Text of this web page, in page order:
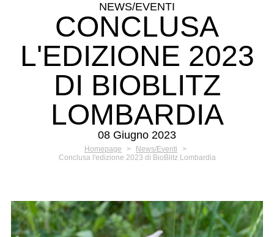
NEWS/EVENTI
CONCLUSA
L'EDIZIONE 2023
DI BIOBLITZ
LOMBARDIA
08 Giugno 2023
Homepage > News/Eventi
>
Conclusa l'edizione 2023 di BioBlitz Lombardia